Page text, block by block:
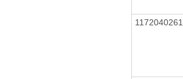
1172040261